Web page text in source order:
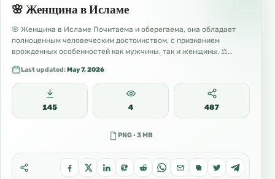
🌸 Женщина в Исламе
🌸 Женщина в Исламе Почитаема и оберегаема, она обладает
полноценным человеческим достоинством, с признанием
врожденных особенностей как мужчины, так и женщины. ⚖️…
Last updated:May 7, 2026
145 4 487
PNG · 3 MB